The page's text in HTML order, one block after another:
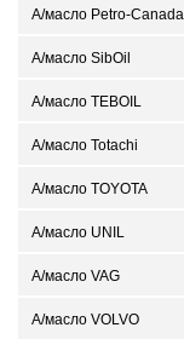
А/масло Petro-Canada
А/масло SibOil
А/масло TEBOIL
А/масло Totachi
А/масло TOYOTA
А/масло UNIL
А/масло VAG
А/масло VOLVO